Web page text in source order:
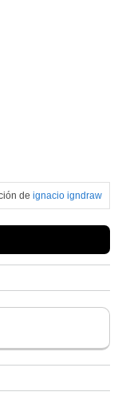
de ignacio igndraw